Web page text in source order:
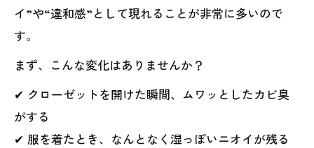
イ”や“違和感”として現れることが非常に多いので
す。
まず、こんな変化はありませんか？
✔ クローゼットを開けた瞬間、ムワッとしたカビ臭
がする
✔ 服を着たとき、なんとなく湿っぽいニオイが残る